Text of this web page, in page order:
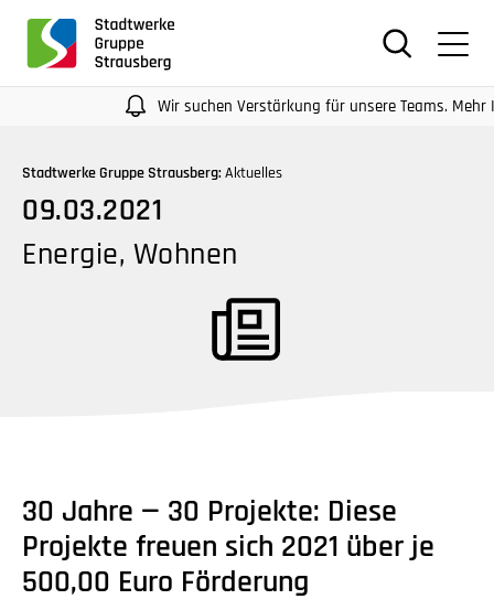
Screenreader
oder
Tabulatorentaste:
Überspringen
der
Hauptnavigation
Wir suchen Verstärkung für unsere Teams. Mehr
Stadtwerke Gruppe Strausberg: Aktuelles
09.03.2021
Energie, Wohnen
30 Jahre — 30 Projekte: Diese
Projekte freuen sich 2021 über je
500,00 Euro Förderung